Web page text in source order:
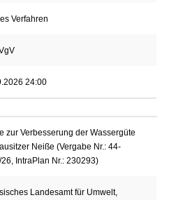
Verfahren
24:00
zur Verbesserung der Wassergüte
Neiße (Vergabe Nr.: 44-
IntraPlan Nr.: 230293)
Landesamt für Umwelt,